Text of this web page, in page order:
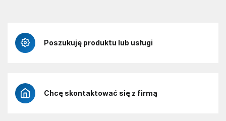
Poszukuję produktu lub usługi
Chcę skontaktować się z firmą